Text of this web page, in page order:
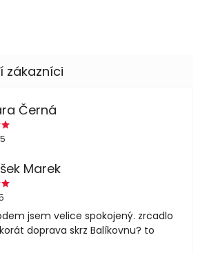
Černá
Marek
jsem velice spokojený. zrcadlo
doprava skrz Balíkovnu? to